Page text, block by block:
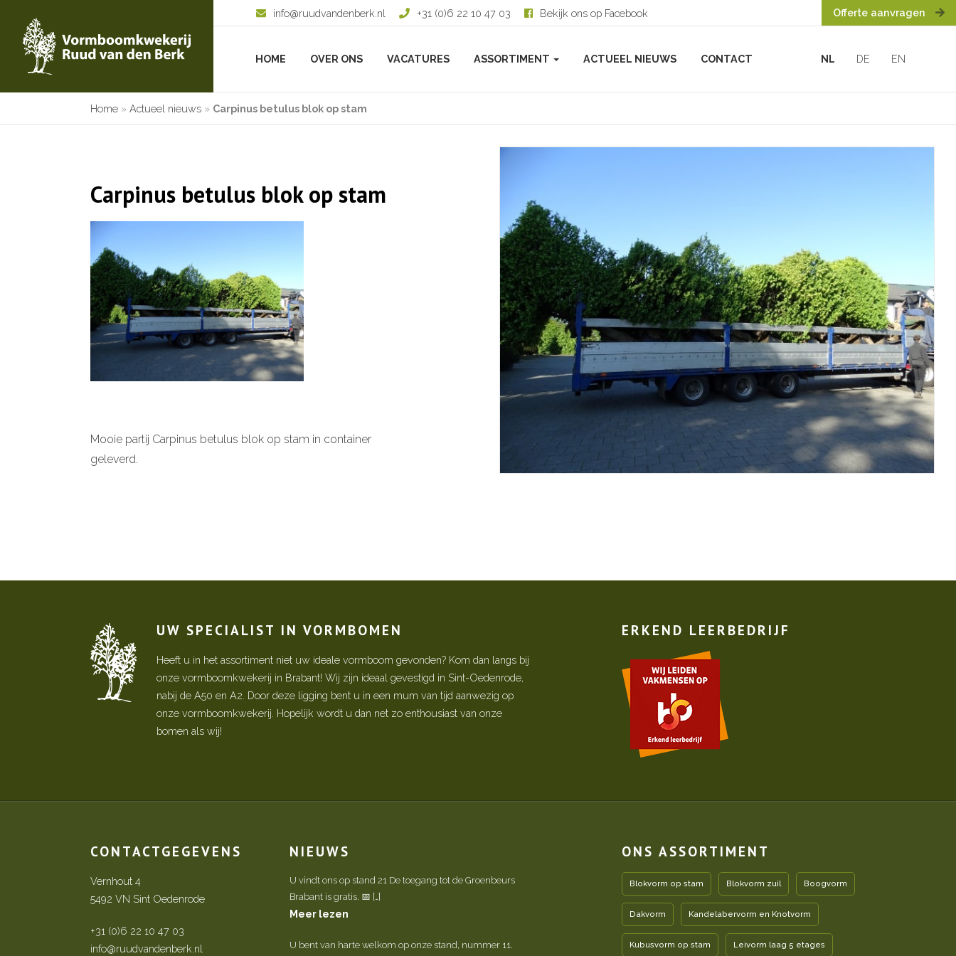
info@ruudvandenberk.nl +31 (0)6 22 10 47 03 Bekijk ons op Facebook Offerte aanvragen
HOME OVER ONS VACATURES ASSORTIMENT ACTUEEL NIEUWS CONTACT NL DE EN
Home » Actueel nieuws » Carpinus betulus blok op stam
Carpinus betulus blok op stam
Mooie partij Carpinus betulus blok op stam in container
geleverd.
UW SPECIALIST IN VORMBOMEN
Heeft u in het assortiment niet uw ideale vormboom gevonden? Kom dan langs bij
onze vormboomkwekerij in Brabant! Wij zijn ideaal gevestigd in Sint-Oedenrode,
nabij de A50 en A2. Door deze ligging bent u in een mum van tijd aanwezig op
onze vormboomkwekerij. Hopelijk wordt u dan net zo enthousiast van onze
bomen als wij!
ERKEND LEERBEDRIJF
CONTACTGEGEVENS
Vernhout 4
5492 VN Sint Oedenrode
+31 (0)6 22 10 47 03
info@ruudvandenberk.nl
NIEUWS
U vindt ons op stand 21 De toegang tot de Groenbeurs
Brabant is gratis. 📅 […]
Meer lezen
U bent van harte welkom op onze stand, nummer 11.
ONS ASSORTIMENT
Blokvorm op stam Blokvorm zuil Boogvorm
Dakvorm Kandelabervorm en Knotvorm
Kubusvorm op stam Leivorm laag 5 etages